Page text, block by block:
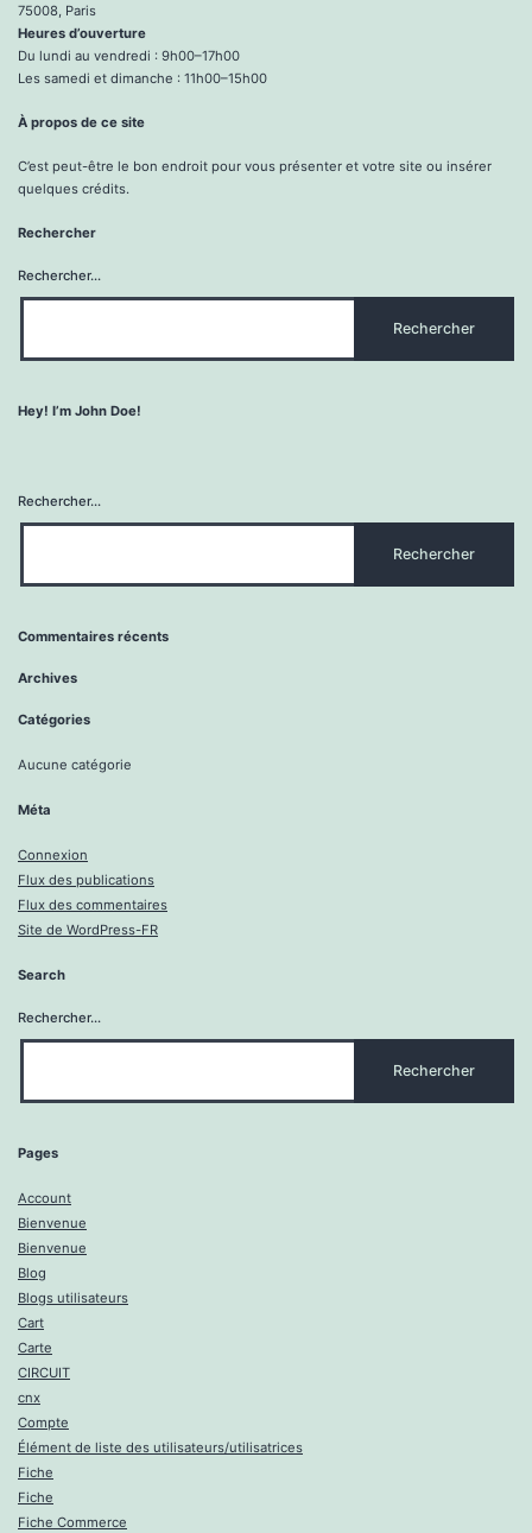
75008, Paris
Heures d’ouverture
Du lundi au vendredi : 9h00–17h00
Les samedi et dimanche : 11h00–15h00
À propos de ce site
C’est peut-être le bon endroit pour vous présenter et votre site ou insérer
quelques crédits.
Rechercher
Rechercher…
Hey! I’m John Doe!
Rechercher…
Commentaires récents
Archives
Catégories
Aucune catégorie
Méta
Connexion
Flux des publications
Flux des commentaires
Site de WordPress-FR
Search
Rechercher…
Pages
Account
Bienvenue
Bienvenue
Blog
Blogs utilisateurs
Cart
Carte
CIRCUIT
cnx
Compte
Élément de liste des utilisateurs/utilisatrices
Fiche
Fiche
Fiche Commerce